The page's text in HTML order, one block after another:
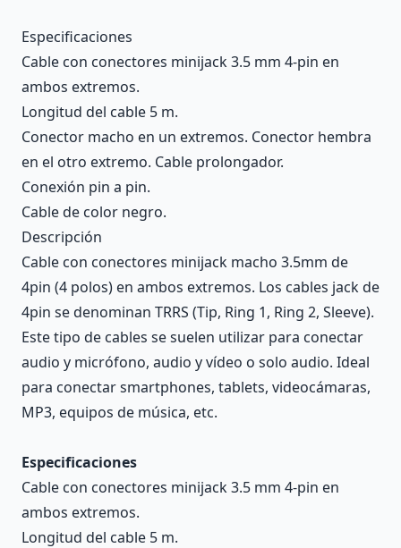
Description
Especificaciones
Cable con conectores minijack 3.5 mm 4-pin en
ambos extremos.
Longitud del cable 5 m.
Conector macho en un extremos. Conector hembra
en el otro extremo. Cable prolongador.
Conexión pin a pin.
Cable de color negro.
Descripción
Cable con conectores minijack macho 3.5mm de
4pin (4 polos) en ambos extremos. Los cables jack de
4pin se denominan TRRS (Tip, Ring 1, Ring 2, Sleeve).
Este tipo de cables se suelen utilizar para conectar
audio y micrófono, audio y vídeo o solo audio. Ideal
para conectar smartphones, tablets, videocámaras,
MP3, equipos de música, etc.
Especificaciones
Cable con conectores minijack 3.5 mm 4-pin en
ambos extremos.
Longitud del cable 5 m.